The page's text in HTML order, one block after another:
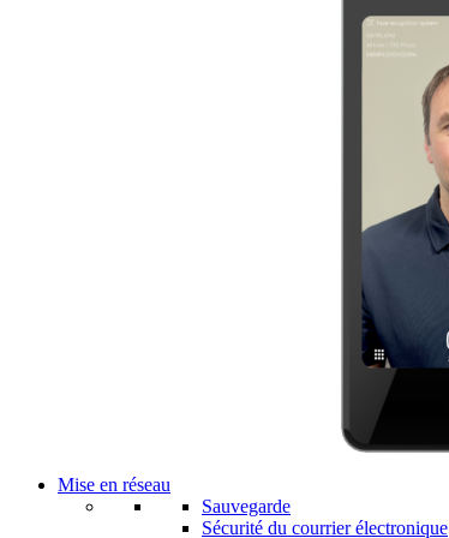
Mise en réseau
Sauvegarde
Sécurité du courrier électronique